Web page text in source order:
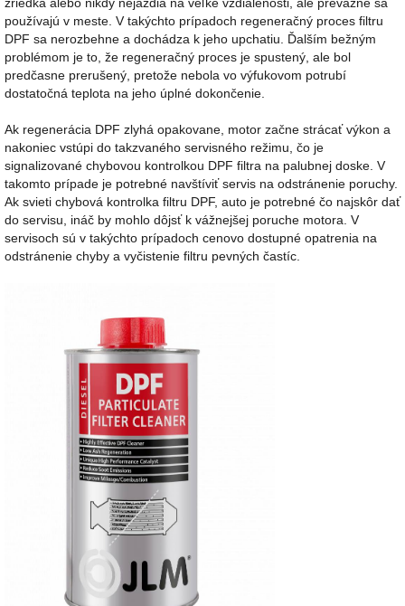
používajú v meste. V takýchto prípadoch regeneračný proces filtru
DPF sa nerozbehne a dochádza k jeho upchatiu. Ďalším bežným
problémom je to, že regeneračný proces je spustený, ale bol
predčasne prerušený, pretože nebola vo výfukovom potrubí
dostatočná teplota na jeho úplné dokončenie.
Ak regenerácia DPF zlyhá opakovane, motor začne strácať výkon a
nakoniec vstúpi do takzvaného servisného režimu, čo je
signalizované chybovou kontrolkou DPF filtra na palubnej doske. V
takomto prípade je potrebné navštíviť servis na odstránenie poruchy.
Ak svieti chybová kontrolka filtru DPF, auto je potrebné čo najskôr dať
do servisu, ináč by mohlo dôjsť k vážnejšej poruche motora. V
servisoch sú v takýchto prípadoch cenovo dostupné opatrenia na
odstránenie chyby a vyčistenie filtru pevných častíc.